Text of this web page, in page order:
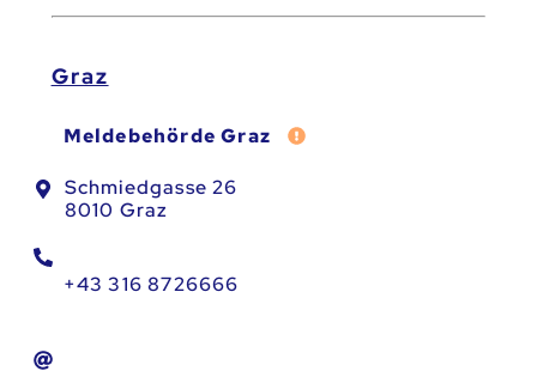
Graz
Meldebehörde Graz Fehler melden
Schmiedgasse 26
8010 Graz
+43 316 8726666